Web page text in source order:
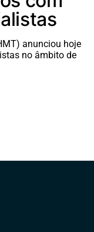
anunciou hoje
no âmbito de